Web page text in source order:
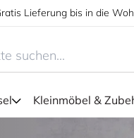
Lieferung bis in die
Kleinmöbel &